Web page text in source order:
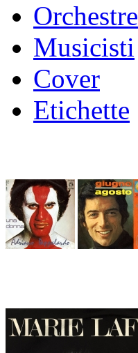
Orchestre
Musicisti
Cover
Etichette